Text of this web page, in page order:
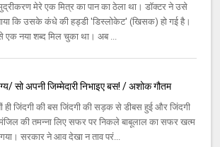
मेरे एक मित्र का पान का ठेला था। डॉक्टर ने उसे
कि उसके कंधे की हड्डी 'डिस्लोकेट' (खिसक) हो गई है।
एक नया शब्द मिल चुका था। अब ...
सो अपनी जिम्मेदारी निभाइए बस! / अशोक गौतम
ही जिंदगी की बस जिंदगी की सड़क से डीबस हुई और जिंदगी
की तमन्ना लिए सफर पर निकले बाबूलाल का सफर खत्म
गया। सरकार ने आव देखा न ताव परं...